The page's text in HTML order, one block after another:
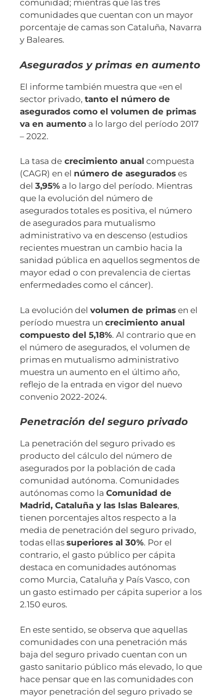
comunidad; mientras que las tres
comunidades que cuentan con un mayor
porcentaje de camas son Cataluña, Navarra
y Baleares.
Asegurados y primas en aumento
El informe también muestra que «en el
sector privado, tanto el número de
asegurados como el volumen de primas
va en aumento a lo largo del período 2017
– 2022.
La tasa de crecimiento anual compuesta
(CAGR) en el número de asegurados es
del 3,95% a lo largo del período. Mientras
que la evolución del número de
asegurados totales es positiva, el número
de asegurados para mutualismo
administrativo va en descenso (estudios
recientes muestran un cambio hacia la
sanidad pública en aquellos segmentos de
mayor edad o con prevalencia de ciertas
enfermedades como el cáncer).
La evolución del volumen de primas en el
período muestra un crecimiento anual
compuesto del 5,18%. Al contrario que en
el número de asegurados, el volumen de
primas en mutualismo administrativo
muestra un aumento en el último año,
reflejo de la entrada en vigor del nuevo
convenio 2022-2024.
Penetración del seguro privado
La penetración del seguro privado es
producto del cálculo del número de
asegurados por la población de cada
comunidad autónoma. Comunidades
autónomas como la Comunidad de
Madrid, Cataluña y las Islas Baleares,
tienen porcentajes altos respecto a la
media de penetración del seguro privado,
todas ellas superiores al 30%. Por el
contrario, el gasto público per cápita
destaca en comunidades autónomas
como Murcia, Cataluña y País Vasco, con
un gasto estimado per cápita superior a los
2.150 euros.
En este sentido, se observa que aquellas
comunidades con una penetración más
baja del seguro privado cuentan con un
gasto sanitario público más elevado, lo que
hace pensar que en las comunidades con
mayor penetración del seguro privado se